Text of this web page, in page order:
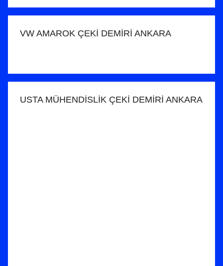
VW AMAROK ÇEKİ DEMİRİ ANKARA
USTA MÜHENDİSLİK ÇEKİ DEMİRİ ANKARA